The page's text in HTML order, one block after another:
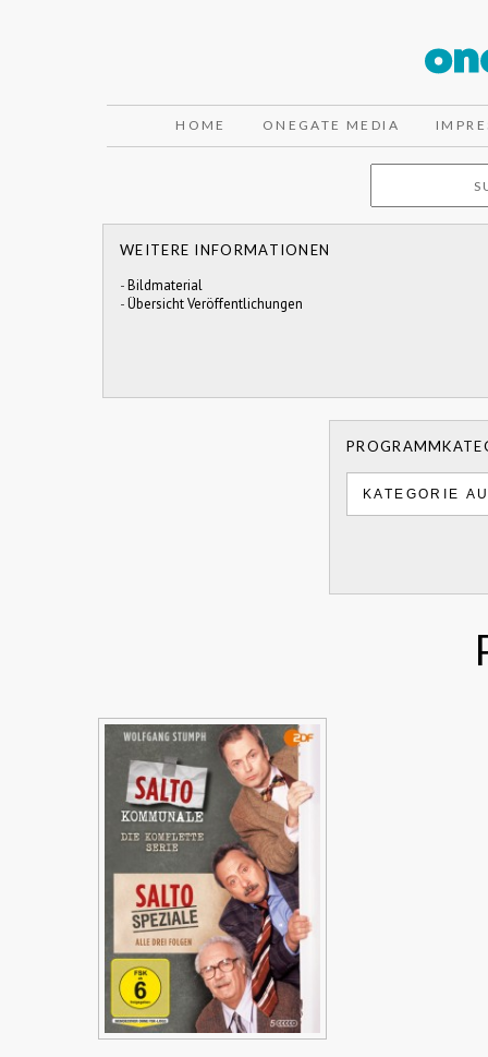
HOME ONEGATE MEDIA
WEITERE INFORMATIONEN
-Bildmaterial
-Übersicht Veröffentlichungen